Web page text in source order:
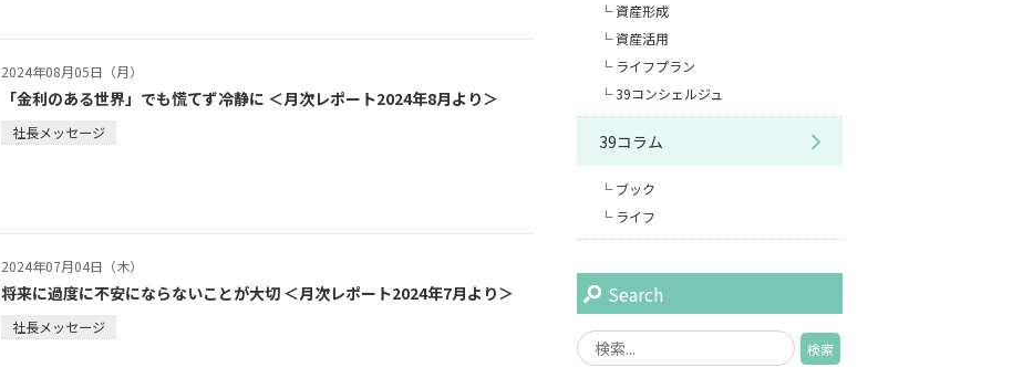
2024年08月05日（月）
「金利のある世界」でも慌てず冷静に ＜月次レポート2024年8月より＞
社長メッセージ
2024年07月04日（木）
将来に過度に不安にならないことが大切 ＜月次レポート2024年7月より＞
社長メッセージ
資産形成
資産活用
ライフプラン
39コンシェルジュ
39コラム
ブック
ライフ
Search